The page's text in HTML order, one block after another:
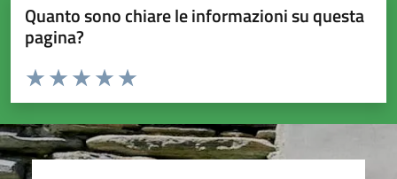
Quanto sono chiare le informazioni su questa
pagina?
Valuta da 1 a 5 stelle la pagina
Valuta 5 stelle su 5
Valuta 4 stelle su 5
Valuta 3 stelle su 5
Valuta 2 stelle su 5
Valuta 1 stelle su 5